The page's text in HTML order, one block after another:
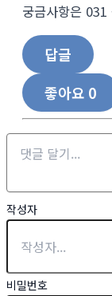
궁금사항은
답글
좋아요 0
작성자
비밀번호